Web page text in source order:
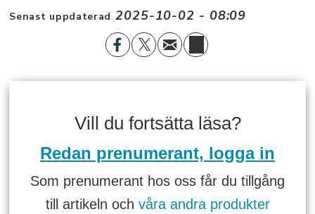
Senast uppdaterad 2025-10-02 - 08:09
Vill du fortsätta läsa?
Redan prenumerant, logga in
Som prenumerant hos oss får du tillgång
till artikeln och våra andra produkter